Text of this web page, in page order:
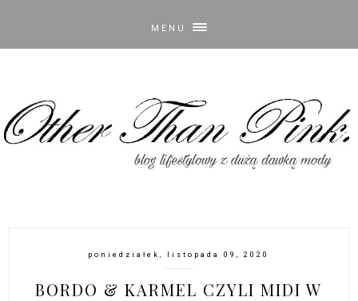
MENU
poniedziałek, listopada 09, 2020
BORDO & KARMEL CZYLI MIDI W